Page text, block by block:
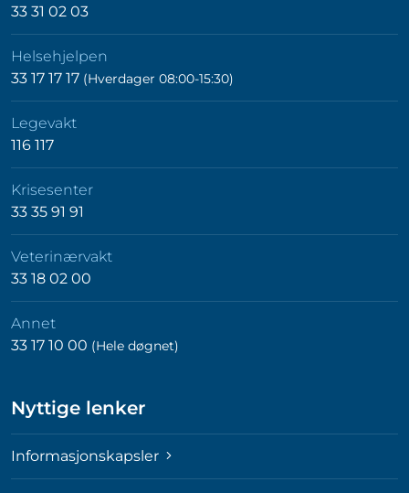
33 31 02 03
Helsehjelpen
33 17 17 17 (Hverdager 08:00-15:30)
Legevakt
116 117
Krisesenter
33 35 91 91
Veterinærvakt
33 18 02 00
Annet
33 17 10 00 (Hele døgnet)
Nyttige lenker
Informasjonskapsler